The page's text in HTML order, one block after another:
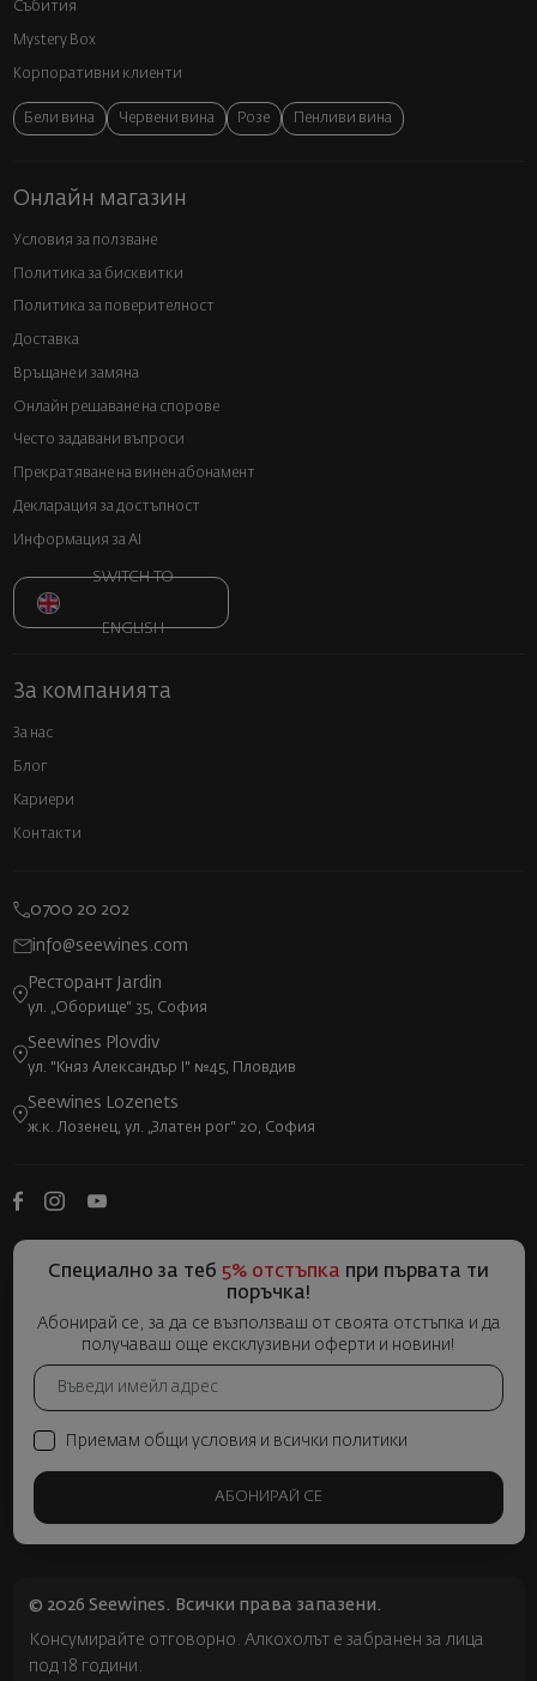
Събития
Mystery Box
Корпоративни клиенти
Бели вина Червени вина Розе Пенливи вина
Онлайн магазин
Условия за ползване
Политика за бисквитки
Политика за поверителност
Доставка
Връщане и замяна
Онлайн решаване на спорове
Често задавани въпроси
Прекратяване на винен абонамент
Декларация за достъпност
Информация за AI
SWITCH TO
ENGLISH
За компанията
За нас
Блог
Кариери
Контакти
0700 20 202
info@seewines.com
Ресторант Jardin
ул. „Оборище“ 35, София
Seewines Plovdiv
ул. "Княз Александър I" №45, Пловдив
Seewines Lozenets
ж.к. Лозенец, ул. „Златен рог“ 20, София
Специално за теб 5% отстъпка при първата ти
поръчка!
Абонирай се, за да се възползваш от своята отстъпка и да
получаваш още ексклузивни оферти и новини!
Приемам общи условия и всички политики
АБОНИРАЙ СЕ
© 2026 Seewines. Всички права запазени.
Консумирайте отговорно. Алкохолът е забранен за лица
под 18 години.